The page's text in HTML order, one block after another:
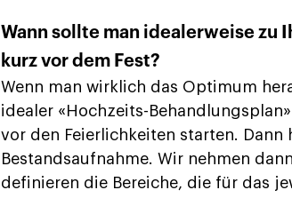
Wann sollte man idealerweise zu
kurz vor dem Fest?
Wenn man wirklich das Optimum
idealer «Hochzeits-
vor den Feierlichkeiten starten.
Bestandsaufnahme. Wir nehmen
definieren die Bereiche, die für das